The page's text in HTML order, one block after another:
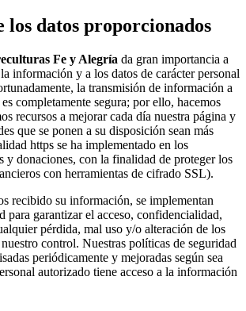
los datos proporcionados
Fe y Alegría da gran importancia a
información y a los datos de carácter personal
la transmisión de información a
completamente segura; por ello, hacemos
recursos a mejorar cada día nuestra página y
que se ponen a su disposición sean más
https se ha implementado en los
y donaciones, con la finalidad de proteger los
con herramientas de cifrado SSL).
recibido su información, se implementan
para garantizar el acceso, confidencialidad,
pérdida, mal uso y/o alteración de los
control. Nuestras políticas de seguridad
periódicamente y mejoradas según sea
autorizado tiene acceso a la información